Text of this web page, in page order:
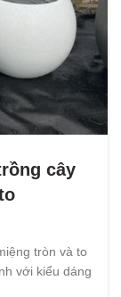
cây
tròn và to
với kiểu dáng